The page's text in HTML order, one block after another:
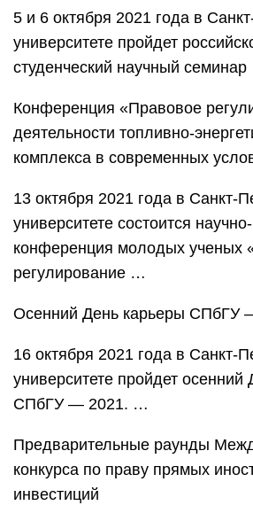
5 и 6 октября 2021 года в
университете пройдет
студенческий научный
Конференция «Правовое
деятельности топливно-
комплекса в современных
13 октября 2021 года в Санкт-
университете состоится
конференция молодых ученых
регулирование …
Осенний День карьеры СПбГУ
16 октября 2021 года в Санкт-
университете пройдет осенний
СПбГУ — 2021. …
Предварительные раунды
конкурса по праву прямых
инвестиций